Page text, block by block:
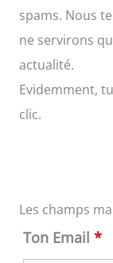
spams. Nous
ne servirons
actualité.
Evidemment,
clic.
Les champs
Ton Email *